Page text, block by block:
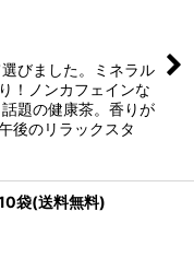
びました。ミネラル
！ノンカフェインな
題の健康茶。香りが
後のリラックスタ
袋(送料無料)